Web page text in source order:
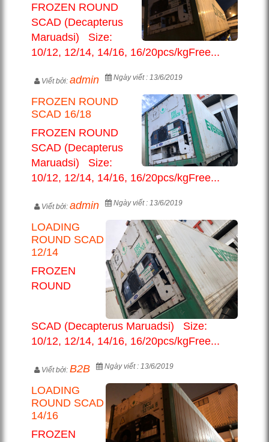
FROZEN ROUND
SCAD (Decapterus
Maruadsi) Size:
10/12, 12/14, 14/16, 16/20pcs/kgFree...
Viết bởi:admin Ngày viết : 13/6/2019
FROZEN ROUND
SCAD 16/18
FROZEN ROUND
SCAD (Decapterus
Maruadsi) Size:
10/12, 12/14, 14/16, 16/20pcs/kgFree...
Viết bởi:admin Ngày viết : 13/6/2019
LOADING
ROUND SCAD
12/14
FROZEN
ROUND
SCAD (Decapterus Maruadsi) Size:
10/12, 12/14, 14/16, 16/20pcs/kgFree...
Viết bởi:B2B Ngày viết : 13/6/2019
LOADING
ROUND SCAD
14/16
FROZEN